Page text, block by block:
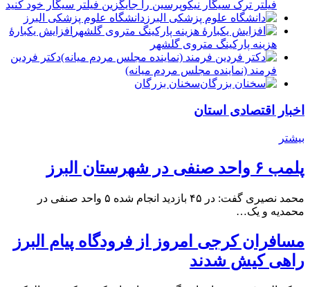
فیلتر ترک سیگار نیکوپرسین را جایگزین فیلتر سیگار خود کنید
دانشگاه علوم پزشکی البرز
افزایش یکبارۀ
هزینه پارکینگ متروی گلشهر
دكتر فردين
فرمند (نماينده مجلس مردم میانه)
سخنان بزرگان
اخبار اقتصادی استان
بیشتر
پلمب ۶ واحد صنفی در شهرستان البرز
محمد نصیری گفت: در ۴۵ بازدید انجام شده ۵ واحد صنفی در
محمدیه و یک…
مسافران کرجی امروز از فرودگاه پیام البرز
راهی کیش شدند